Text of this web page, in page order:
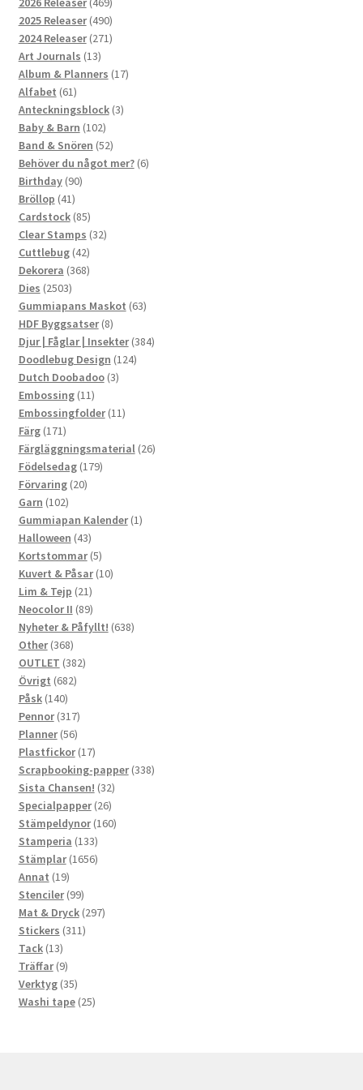
produkter
2025 Releaser 490490
produkter
2024 Releaser 271271
Art Journals 1313
produkter
Album & Planners 1717
Alfabet 6161
produkter
Anteckningsblock 33
Baby & Barn 102102
produkter
Band & Snören 5252
produkter
Behöver du något mer? 66
Birthday 9090
Bröllop 4141
produkter
Cardstock 8585
produkter
Clear Stamps 3232
Cuttlebug 4242
produkter
Dekorera 368368
Dies 25032503
produkter
Gummiapans Maskot 6363
HDF Byggsatser 88
produkter
Djur | Fåglar | Insekter 384384
Doodlebug Design 124124
Dutch Doobadoo 33
Embossing 1111
produkter
Embossingfolder 1111
Färg 171171
produkter
Färgläggningsmaterial 2626
Födelsedag 179179
Förvaring 2020
Garn 102102
produkter
Gummiapan Kalender 11
Halloween 4343
produkter
Kortstommar 55
produkter
Kuvert & Påsar 1010
Lim & Tejp 2121
produkter
Neocolor II 8989
produkter
Nyheter & Påfyllt! 638638
Other 368368
produkter
OUTLET 382382
Övrigt 682682
Påsk 140140
produkter
Pennor 317317
produkter
Planner 5656
produkter
Plastfickor 1717
produkter
Scrapbooking-papper 338338
Sista Chansen! 3232
produkter
Specialpapper 2626
produkter
Stämpeldynor 160160
Stamperia 133133
produkter
Stämplar 16561656
Annat 1919
produkter
Stenciler 9999
produkter
Mat & Dryck 297297
Stickers 311311
Tack 1313
produkter
Träffar 99
produkter
Verktyg 3535
produkter
Washi tape 2525